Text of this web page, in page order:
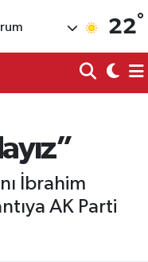
22°
İbrahim
AK Parti